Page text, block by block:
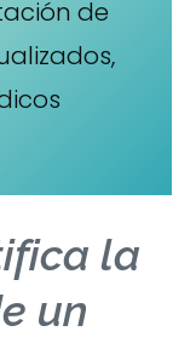
de
la
un